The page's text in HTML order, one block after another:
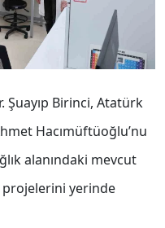
Şuayıp Birinci, Atatürk
Hacımüftüoğlu’nu
alanındaki mevcut
projelerini yerinde